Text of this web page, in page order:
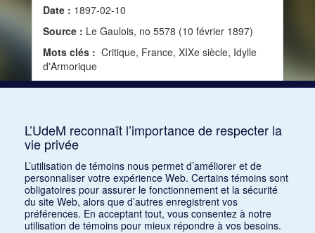
Date : 1897-02-10
Source : Le Gaulois, no 5578 (10 février 1897)
Mots clés : Critique, France, XIXe siècle, Idylle
d'Armorique
1 2 3 4 5 … 25
L’UdeM reconnaît l’importance de respecter la
vie privée
L’utilisation de témoins nous permet d’améliorer et de
personnaliser votre expérience Web. Certains témoins sont
obligatoires pour assurer le fonctionnement et la sécurité
du site Web, alors que d’autres enregistrent vos
préférences. En acceptant tout, vous consentez à notre
utilisation de témoins pour mieux répondre à vos besoins.